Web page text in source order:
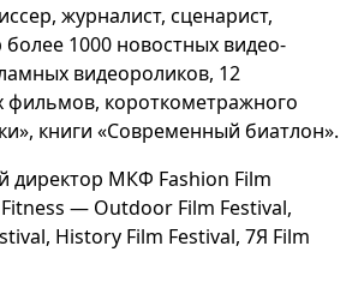
журналист, сценарист,
1000 новостных видео-
видеороликов, 12
фильмов, короткометражного
, книги «Современный биатлон».
директор МКФ Fashion Film
— Outdoor Film Festival,
History Film Festival, 7Я Film